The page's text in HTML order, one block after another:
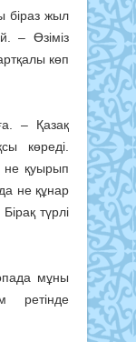
біраз жыл
– Өзіміз
көп
– Қазақ
көреді.
не қуырып
не құнар
түрлі
мұны
ретінде